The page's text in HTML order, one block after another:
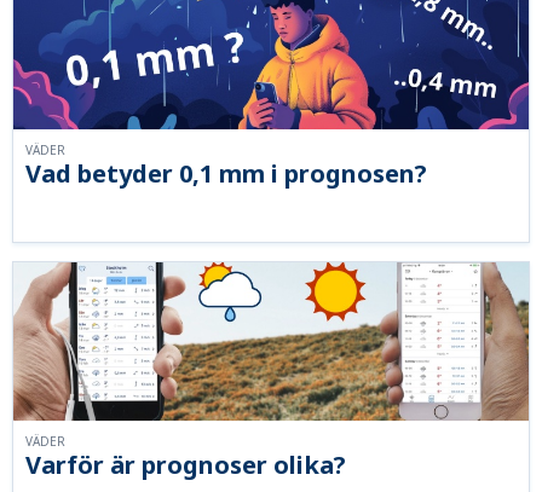
Vad betyder 0,1 mm i prognosen?
VÄDER
Varför är prognoser olika?
VÄDER